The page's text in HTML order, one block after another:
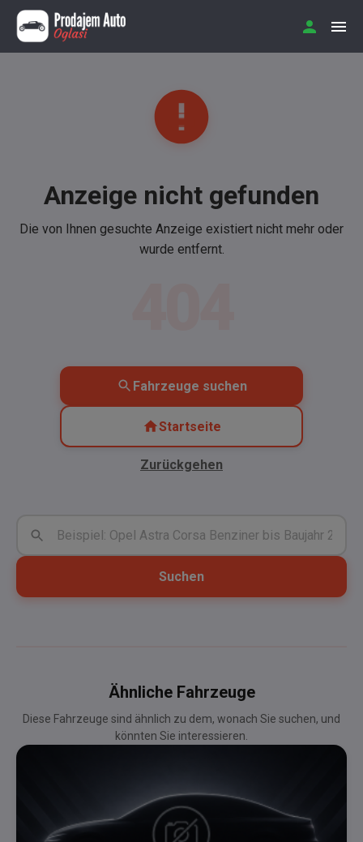
Anzeige nicht gefunden
Die von Ihnen gesuchte Anzeige existiert nicht mehr oder
wurde entfernt.
Fahrzeuge suchen
Startseite
Zurückgehen
Suchen
Ähnliche Fahrzeuge
Diese Fahrzeuge sind ähnlich zu dem, wonach Sie suchen, und
könnten Sie interessieren.